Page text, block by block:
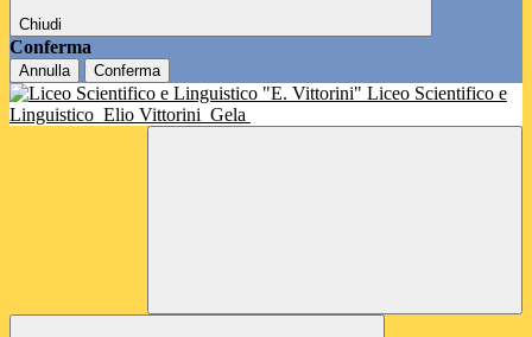
Chiudi
Conferma
Annulla Conferma
Liceo Scientifico e
Linguistico Elio Vittorini Gela